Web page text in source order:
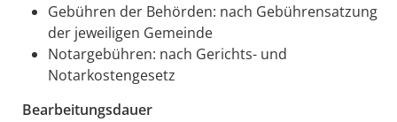
Gebühren der Behörden: nach Gebührensatzung
der jeweiligen Gemeinde
Notargebühren: nach Gerichts- und
Notarkostengesetz
Bearbeitungsdauer